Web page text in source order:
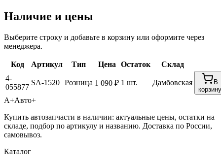
Наличие и цены
Выберите строку и добавьте в корзину или оформите через
менеджера.
Код Артикул Тип Цена Остаток
Склад
4-
055877
SA-1520 Розница 1 090 ₽ 1 шт. Дамбовская
В
корзину
А+Авто+
Купить автозапчасти в наличии: актуальные цены, остатки на
складе, подбор по артикулу и названию. Доставка по России,
самовывоз.
Каталог